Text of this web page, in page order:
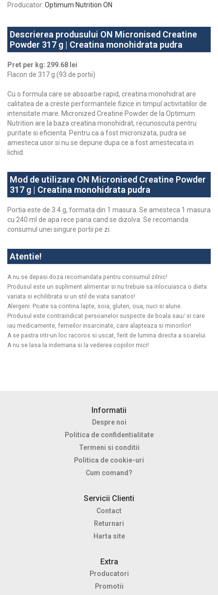
Producator: Optimum Nutrition ON
Descrierea produsului ON Micronised Creatine
Powder 317 g | Creatina monohidrata pudra
Pret per kg: 299.68 lei
Flacon de 317 g (93 de portii)
Cu o formula care se absoarbe rapid, creatina monohidrat are
calitatea de a creste performantele fizice in timpul activitatilor de
intensitate mare. Micronized Creatine Powder de la Optimum
Nutrition are la baza creatina monohidrat, recunoscuta pentru
puritate si eficienta. Pentru ca a fost micronizata, pudra se
amesteca usor si nu se depune dupa ce a fost amestecata in
lichid.
Mod de utilizare ON Micronised Creatine Powder
317 g | Creatina monohidrata pudra
Portia este de 3.4 g, formata din 1 masura. Se amesteca 1 masura
cu 240 ml de apa rece pana cand se dizolva. Se recomanda
consumul unei singure portii pe zi.
Atentie!
A nu se depasi doza recomandata pentru consumul zilnic!
Produsul este un supliment alimentar si nu trebuie sa inlocuiasca o dieta
variata si echilibrata si un stil de viata sanatos!
Alergeni: Poate sa contina lapte, soia, gluten, oua, nuci si alune.
Produsul este contraindicat persoanelor suspecte de boala sau/ si care
iau medicamente, femeilor insarcinate, care alapteaza si minorilor!
A se pastra intr-un loc racoros si uscat, ferit de lumina directa a soarelui.
A nu se lasa la indemana si la vederea copiilor mici!
Informatii
Despre noi
Politica de confidentialitate
Termeni si conditii
Politica de cookie-uri
Cum comand?
Servicii Clienti
Contact
Returnari
Harta site
Extra
Producatori
Promotii